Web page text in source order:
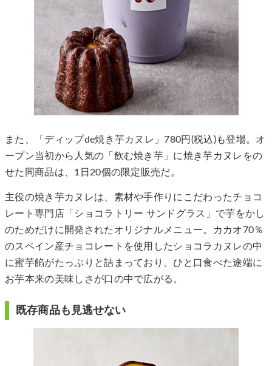
また、「ディップde焼き芋カヌレ」780円(税込)も登場。オ
ープン当初から人気の「飲む焼き芋」に焼き芋カヌレをの
せた同商品は、1日20個の限定販売だ。
主役の焼き芋カヌレは、素材や手作りにこだわったチョコ
レート専門店「ショコラトリー サンドグラス」で芋をかし
のためだけに開発されたオリジナルメニュー。カカオ70％
のスペイン産チョコレートを使用したショコラカヌレの中
に蜜芋餡がたっぷりと詰まっており、ひと口食べた途端に
お芋本来の美味しさが口の中で広がる。
既存商品も見逃せない